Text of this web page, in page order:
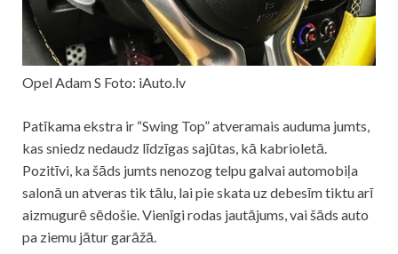
Opel Adam S Foto: iAuto.lv
Patīkama ekstra ir “Swing Top” atveramais auduma jumts,
kas sniedz nedaudz līdzīgas sajūtas, kā kabrioletā.
Pozitīvi, ka šāds jumts nenozog telpu galvai automobiļa
salonā un atveras tik tālu, lai pie skata uz debesīm tiktu arī
aizmugurē sēdošie. Vienīgi rodas jautājums, vai šāds auto
pa ziemu jātur garāžā.